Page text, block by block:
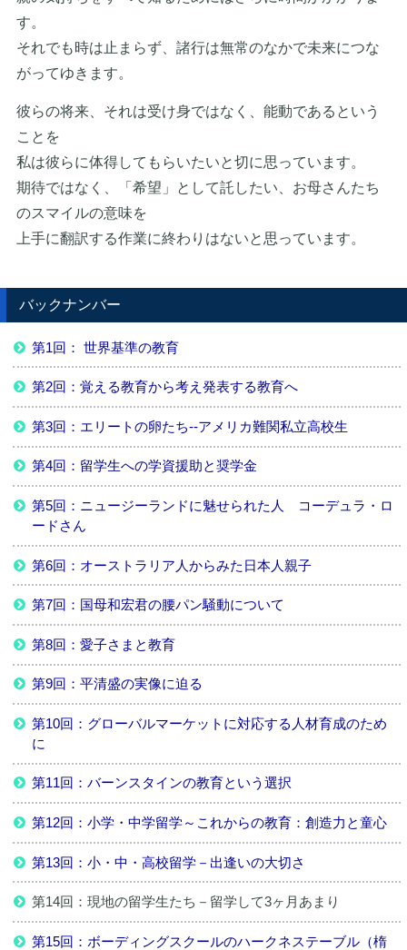
す。
それでも時は止まらず、諸行は無常のなかで未来につな
がってゆきます。
彼らの将来、それは受け身ではなく、能動であるという
ことを
私は彼らに体得してもらいたいと切に思っています。
期待ではなく、「希望」として託したい、お母さんたち
のスマイルの意味を
上手に翻訳する作業に終わりはないと思っています。
バックナンバー
第1回： 世界基準の教育
第2回：覚える教育から考え発表する教育へ
第3回：エリートの卵たち--アメリカ難関私立高校生
第4回：留学生への学資援助と奨学金
第5回：ニュージーランドに魅せられた人 コーデュラ・ロ
ードさん
第6回：オーストラリア人からみた日本人親子
第7回：国母和宏君の腰パン騒動について
第8回：愛子さまと教育
第9回：平清盛の実像に迫る
第10回：グローバルマーケットに対応する人材育成のため
に
第11回：バーンスタインの教育という選択
第12回：小学・中学留学～これからの教育：創造力と童心
第13回：小・中・高校留学－出逢いの大切さ
第14回：現地の留学生たち－留学して3ヶ月あまり
第15回：ボーディングスクールのハークネステーブル（楕